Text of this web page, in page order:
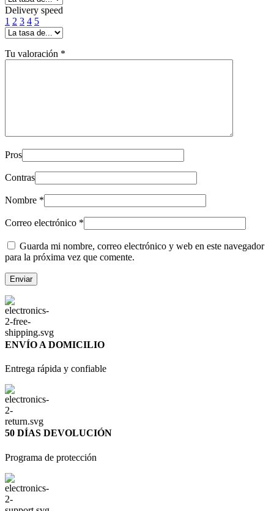
Delivery speed
1 2 3 4 5
Tu valoración *
Pros
Contras
Nombre *
Correo electrónico *
Guarda mi nombre, correo electrónico y web en este navegador
para la próxima vez que comente.
ENVÍO A DOMICILIO
Entrega rápida y confiable
50 DÍAS DEVOLUCIÓN
Programa de protección